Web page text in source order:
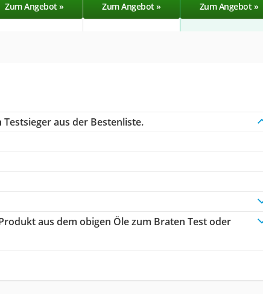
Zum Angebot » Zum Angebot » Zum Angebot »
aus der Bestenliste.
aus dem obigen Öle zum Braten Test oder